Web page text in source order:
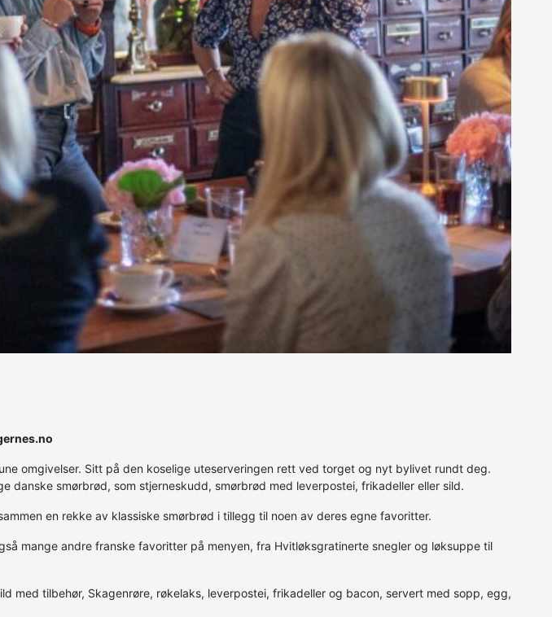
omgivelser. Sitt på den koselige uteserveringen rett ved torget og nyt bylivet rundt deg.
danske smørbrød, som stjerneskudd, smørbrød med leverpostei, frikadeller eller sild.
en rekke av klassiske smørbrød i tillegg til noen av deres egne favoritter.
mange andre franske favoritter på menyen, fra Hvitløksgratinerte snegler og løksuppe til
med tilbehør, Skagenrøre, røkelaks, leverpostei, frikadeller og bacon, servert med sopp, egg,